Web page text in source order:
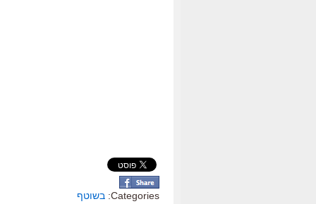
Categories: בשוטף